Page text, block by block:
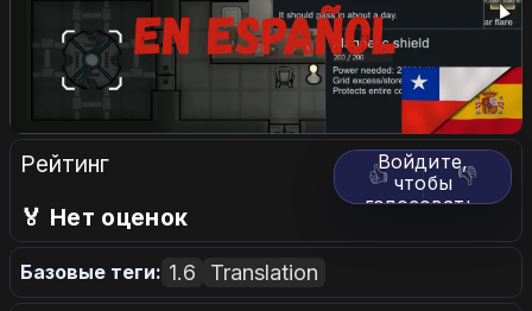
Рейтинг 👍 👎
Войдите,
чтобы
голосовать.
🏅 Нет оценок
Базовые теги: 1.6 Translation